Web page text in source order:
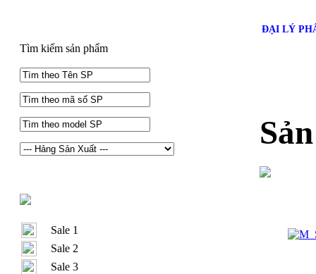
Tìm kiếm sản phẩm
Sale 1
Sale 2
Sale 3
ĐẠI LÝ